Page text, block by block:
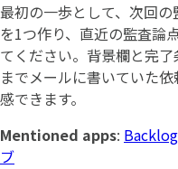
最初の一歩として、次回
を1つ作り、直近の監査論
てください。背景欄と完
までメールに書いていた
感できます。
Mentioned apps: Backlog
ブ